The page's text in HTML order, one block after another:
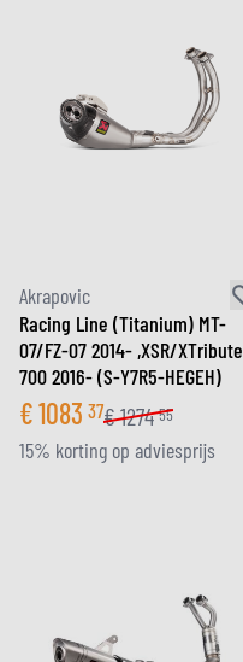
Akrapovic
Racing Line (Titanium) MT-
07/FZ-07 2014- ,XSR/XTribute
700 2016- (S-Y7R5-HEGEH)
€1083 37€1274 55
15% korting op adviesprijs